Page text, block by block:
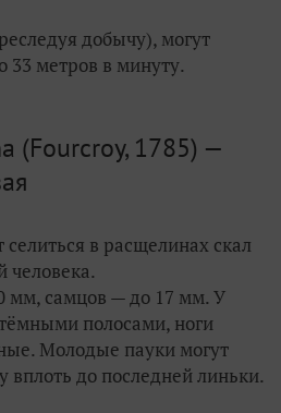
добычу), могут
33 метров в минуту.
(Fourcroy, 1785) —
в расщелинах скал
человека.
мм, самцов — до 17 мм. У
полосами, ноги
Молодые пауки могут
вплоть до последней линьки.